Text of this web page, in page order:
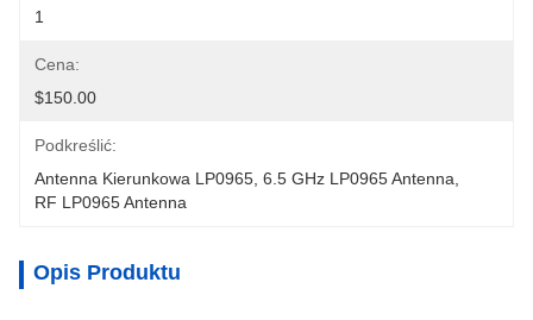
1
Cena:
$150.00
Podkreślić:
Antenna Kierunkowa LP0965 6.5 GHz LP0965 Antenna
RF LP0965 Antenna
Opis Produktu